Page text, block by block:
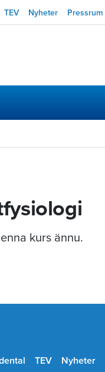
TEV Nyheter Pressrum
kurs ännu.
TEV Nyheter